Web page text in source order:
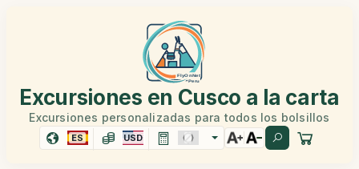
Excursiones en Cusco a la carta
Excursiones personalizadas para todos los bolsillos
ES USD